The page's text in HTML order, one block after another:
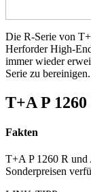
Die R-Serie von
Herforder High-
immer wieder
Serie zu bereinigen.
T+A P 1260
Fakten
T+A P 1260 R und
Sonderpreisen